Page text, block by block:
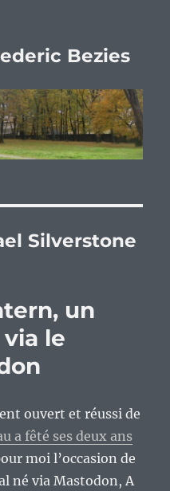
Bezies
Silverstone
un
le
ouvert et réussi de
a fêté ses deux ans
moi l’occasion de
né via Mastodon, A